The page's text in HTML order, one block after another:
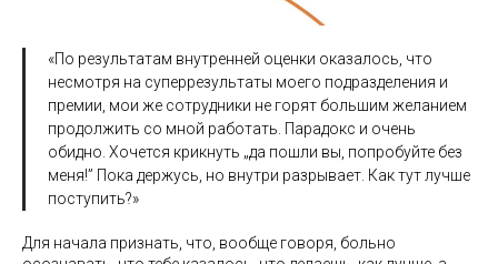
«По результатам внутренней оценки оказалось, что
несмотря на суперрезультаты моего подразделения и
премии, мои же сотрудники не горят большим желанием
продолжить со мной работать. Парадокс и очень
обидно. Хочется крикнуть „да пошли вы, попробуйте без
меня!” Пока держусь, но внутри разрывает. Как тут лучше
поступить?»
Для начала признать, что, вообще говоря, больно